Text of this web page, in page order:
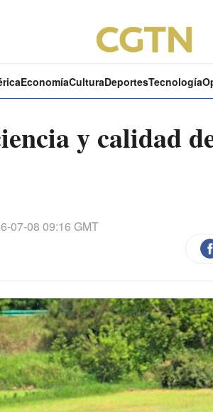
EconomíaCulturaDeportesTecnología
y calidad
07-08 09:16 GMT